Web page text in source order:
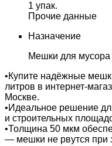
1 упак.
Прочие данные
Назначение
Мешки для мусора
•Купите надёжные
литров в
Москве.
•Идеальное решение
и строительных
•Толщина 50 мкм
— мешки не рвутся при